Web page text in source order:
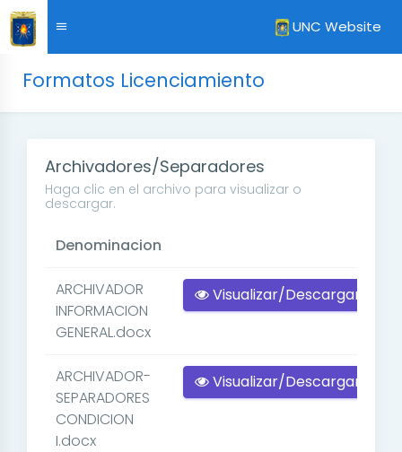
UNC Website
Formatos Licenciamiento
Archivadores/Separadores
Haga clic en el archivo para visualizar o
descargar.
Denominacion
ARCHIVADOR
INFORMACION
GENERAL.docx
Visualizar/Descargar
ARCHIVADOR-
SEPARADORES
CONDICION
I.docx
Visualizar/Descargar